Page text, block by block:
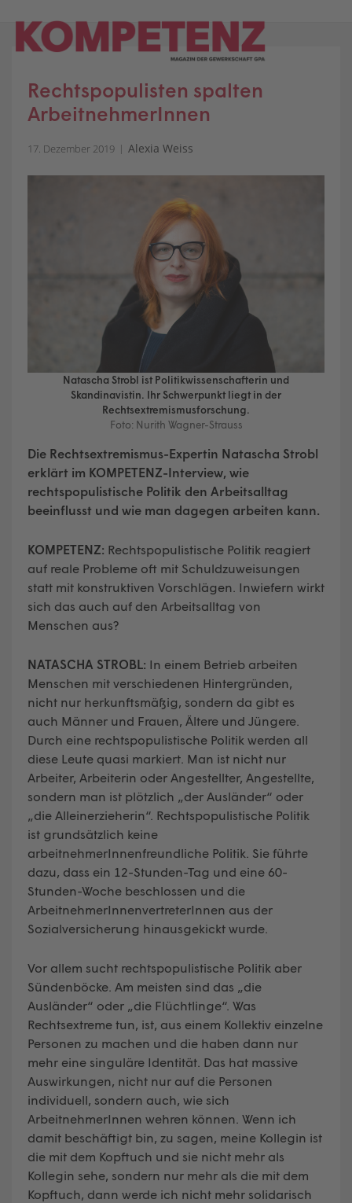
content
Rechtspopulisten spalten
ArbeitnehmerInnen
17. Dezember 2019 Alexia Weiss
Natascha Strobl ist Politikwissenschafterin und
Skandinavistin. Ihr Schwerpunkt liegt in der
Rechtsextremismusforschung.
Foto: Nurith Wagner-Strauss
Die Rechtsextremismus-Expertin Natascha Strobl
erklärt im KOMPETENZ-Interview, wie
rechtspopulistische Politik den Arbeitsalltag
beeinflusst und wie man dagegen arbeiten kann.
KOMPETENZ: Rechtspopulistische Politik reagiert
auf reale Probleme oft mit Schuldzuweisungen
statt mit konstruktiven Vorschlägen. Inwiefern wirkt
sich das auch auf den Arbeitsalltag von
Menschen aus?
NATASCHA STROBL: In einem Betrieb arbeiten
Menschen mit verschiedenen Hintergründen,
nicht nur herkunftsmäßig, sondern da gibt es
auch Männer und Frauen, Ältere und Jüngere.
Durch eine rechtspopulistische Politik werden all
diese Leute quasi markiert. Man ist nicht nur
Arbeiter, Arbeiterin oder Angestellter, Angestellte,
sondern man ist plötzlich „der Ausländer“ oder
„die Alleinerzieherin“. Rechtspopulistische Politik
ist grundsätzlich keine
arbeitnehmerInnenfreundliche Politik. Sie führte
dazu, dass ein 12-Stunden-Tag und eine 60-
Stunden-Woche beschlossen und die
ArbeitnehmerInnenvertreterInnen aus der
Sozialversicherung hinausgekickt wurde.
Vor allem sucht rechtspopulistische Politik aber
Sündenböcke. Am meisten sind das „die
Ausländer“ oder „die Flüchtlinge“. Was
Rechtsextreme tun, ist, aus einem Kollektiv einzelne
Personen zu machen und die haben dann nur
mehr eine singuläre Identität. Das hat massive
Auswirkungen, nicht nur auf die Personen
individuell, sondern auch, wie sich
ArbeitnehmerInnen wehren können. Wenn ich
damit beschäftigt bin, zu sagen, meine Kollegin ist
die mit dem Kopftuch und sie nicht mehr als
Kollegin sehe, sondern nur mehr als die mit dem
Kopftuch, dann werde ich nicht mehr solidarisch